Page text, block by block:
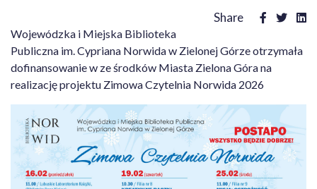
Share
Wojewódzka i Miejska Biblioteka
Publiczna im. Cypriana Norwida w Zielonej Górze otrzymała
dofinansowanie w ze środków Miasta Zielona Góra na
realizację projektu Zimowa Czytelnia Norwida 2026